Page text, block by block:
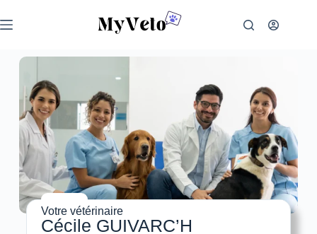
Votre vétérinaire
Cécile GUIVARC’H